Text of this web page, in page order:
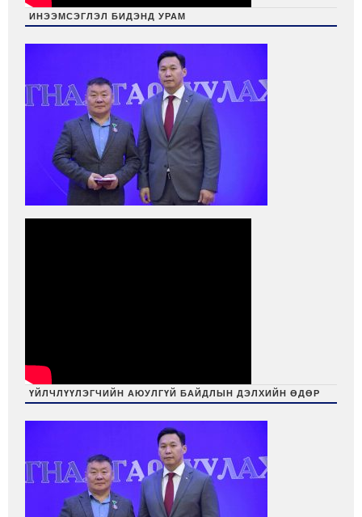
ИНЭЭМСЭГЛЭЛ БИДЭНД УРАМ
ҮЙЛЧЛҮҮЛЭГЧИЙН АЮУЛГҮЙ БАЙДЛЫН ДЭЛХИЙН ӨДӨР